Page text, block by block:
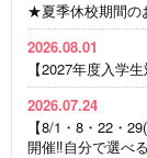
★夏季休校期間の
2026.08.01
【2027年度入学
2026.07.24
【8/1・8・22・
開催‼自分で選べ